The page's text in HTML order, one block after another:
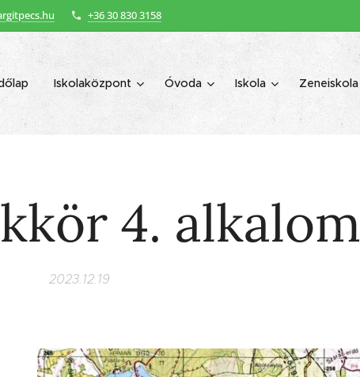
+36 30 830 3158
Iskolaközpont Óvoda Iskola Zeneiskola
4. alkalom
2023.12.19